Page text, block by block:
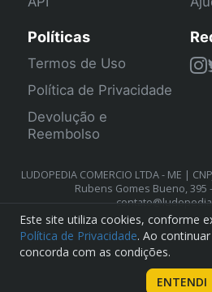
Políticas
Termos de Uso
Política de Privacidade
Devolução e
Reembolso
LUDOPEDIA COMERCIO LTDA - ME |
Rubens Gomes Bueno, 395
Este site utiliza cookies, conforme
Política de Privacidade. Ao
concorda com as condições.
ENTENDI